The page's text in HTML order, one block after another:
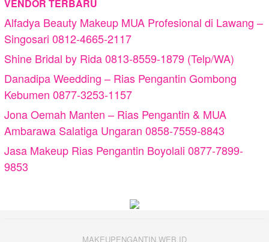
VENDOR TERBARU
Alfadya Beauty Makeup MUA Profesional di Lawang –
Singosari 0812-4665-2117
Shine Bridal by Rida 0813-8559-1879 (Telp/WA)
Danadipa Weedding – Rias Pengantin Gombong
Kebumen 0877-3253-1157
Jona Oemah Manten – Rias Pengantin & MUA
Ambarawa Salatiga Ungaran 0858-7559-8843
Jasa Makeup Rias Pengantin Boyolali 0877-7899-
9853
MAKEUPENGANTIN.WEB.ID